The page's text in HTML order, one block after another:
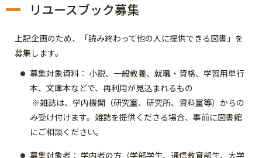
リユースブック募集
上記企画のため、「読み終わって他の人に提供できる図書」を
募集します。
募集対象資料： 小説、一般教養、就職・資格、学習用単行
本、文庫本などで、再利用が見込まれるもの
※雑誌は、学内機関（研究室、研究所、資料室等）からの
み受け付けます。雑誌を提供くださる場合、事前に図書館
にご相談ください。
募集対象者： 学内者の方（学部学生、通信教育部生、大学